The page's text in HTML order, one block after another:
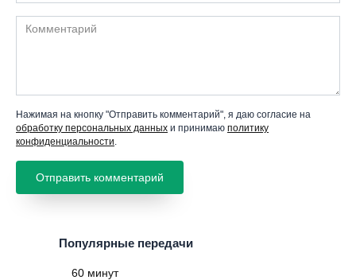
Комментарий
Нажимая на кнопку "Отправить комментарий", я даю согласие на
обработку персональных данных и принимаю политику
конфиденциальности.
Популярные передачи
60 минут